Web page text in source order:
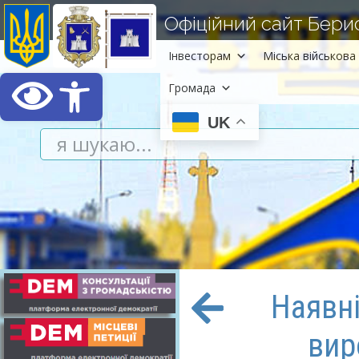
Відкрити Панель
Офіційний сайт
Інвесторам Міська військова
Громада
UK